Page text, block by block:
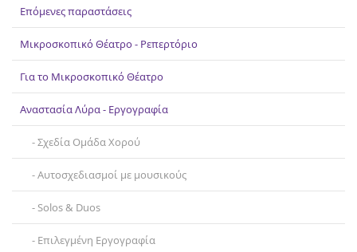
Επικοινωνία
Επόμενες παραστάσεις
Μικροσκοπικό Θέατρο - Ρεπερτόριο
Για το Μικροσκοπικό Θέατρο
Αναστασία Λύρα - Εργογραφία
Σχεδία Ομάδα Χορού
Αυτοσχεδιασμοί με μουσικούς
Solos & Duos
Επιλεγμένη Εργογραφία